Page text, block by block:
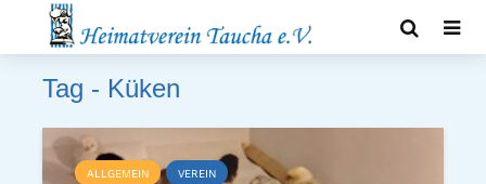
Tag - Küken
ALLGEMEIN VEREIN